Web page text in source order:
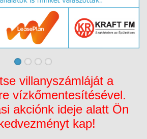
villanyszámláját a
vízkőmentesítésével.
akciónk ideje alatt Ön
kap!
39